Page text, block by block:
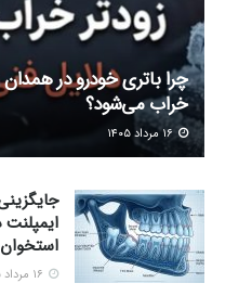
چرا باتری خودرو در
خراب می‌شود؟
ایمپلنت
استخوان